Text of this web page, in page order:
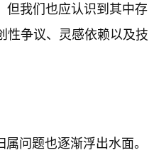
但我们也应认识到其中存
性争议、灵感依赖以及技
问题也逐渐浮出水面。